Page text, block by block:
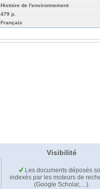
Histoire de l'environnement
479 p.
Français
Visibilité
Les documents déposés
indexés par les moteurs de
(Google Scholar,…).